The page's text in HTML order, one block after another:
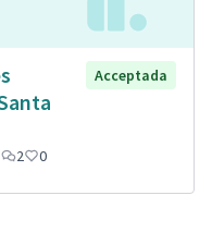
Acceptada
2 0